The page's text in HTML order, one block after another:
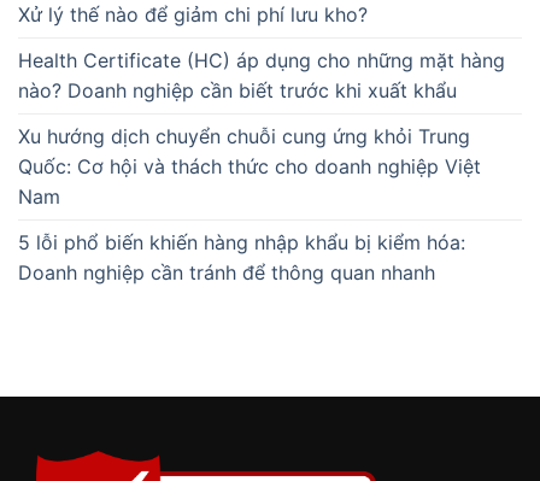
Xử lý thế nào để giảm chi phí lưu kho?
Health Certificate (HC) áp dụng cho những mặt hàng
nào? Doanh nghiệp cần biết trước khi xuất khẩu
Xu hướng dịch chuyển chuỗi cung ứng khỏi Trung
Quốc: Cơ hội và thách thức cho doanh nghiệp Việt
Nam
5 lỗi phổ biến khiến hàng nhập khẩu bị kiểm hóa:
Doanh nghiệp cần tránh để thông quan nhanh